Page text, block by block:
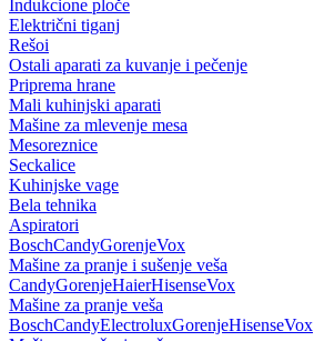
Indukcione ploče
Električni tiganj
Rešoi
Ostali aparati za kuvanje i pečenje
Priprema hrane
Mali kuhinjski aparati
Mašine za mlevenje mesa
Mesoreznice
Seckalice
Kuhinjske vage
Bela tehnika
Aspiratori
BoschCandyGorenjeVox
Mašine za pranje i sušenje veša
CandyGorenjeHaierHisenseVox
Mašine za pranje veša
BoschCandyElectroluxGorenjeHisenseVox